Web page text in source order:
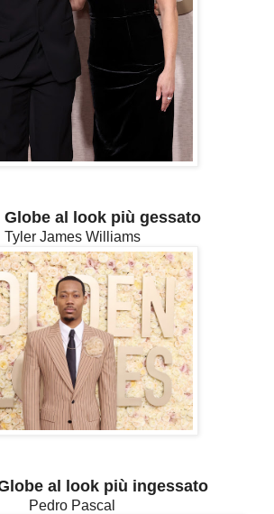
Globe al look più gessato
Tyler James Williams
al look più ingessato
Pedro Pascal